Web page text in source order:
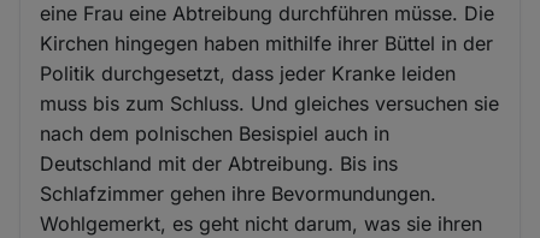
eine Frau eine Abtreibung durchführen müsse. Die
Kirchen hingegen haben mithilfe ihrer Büttel in der
Politik durchgesetzt, dass jeder Kranke leiden
muss bis zum Schluss. Und gleiches versuchen sie
nach dem polnischen Besispiel auch in
Deutschland mit der Abtreibung. Bis ins
Schlafzimmer gehen ihre Bevormundungen.
Wohlgemerkt, es geht nicht darum, was sie ihren